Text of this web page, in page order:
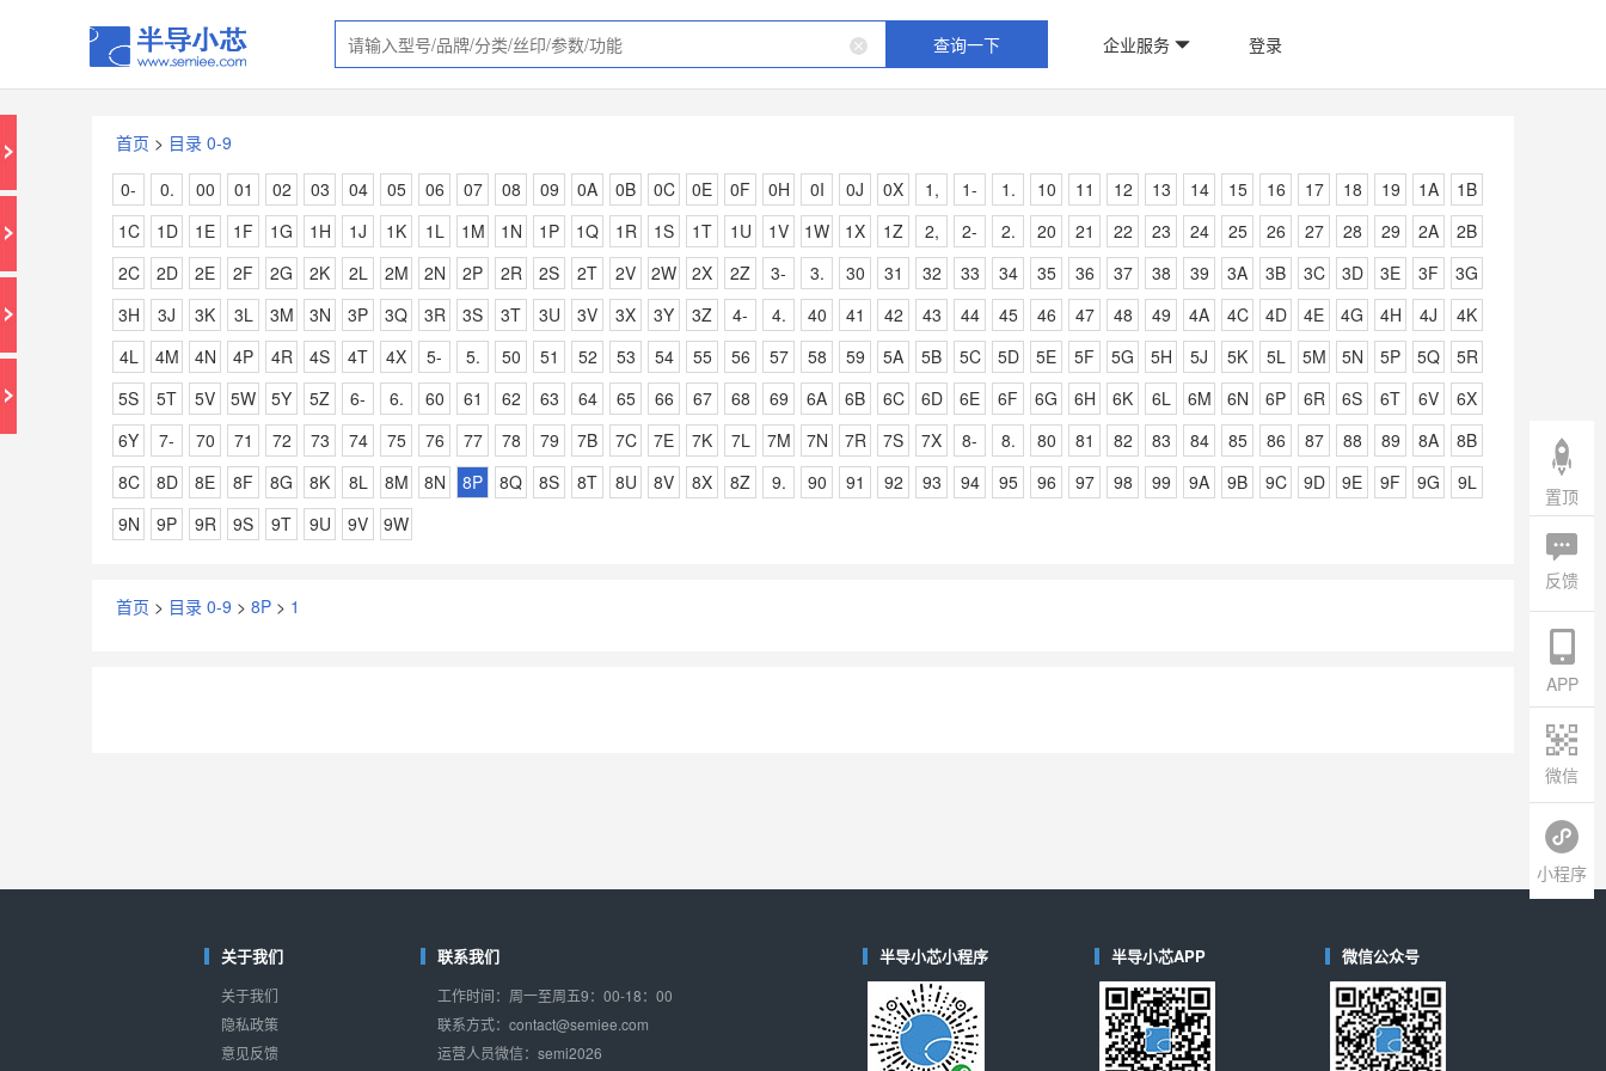
查询一下 企业服务 登录
首页 > 目录 0-9
0-
0. 00 01 02 03 04 05 06 07 08 09 0A 0B 0C 0E 0F 0H 0I 0J 0X 1, 1- 1. 10 11 12 13 14 15 16 17 18 19 1A
1B
1C
1D 1E 1F 1G 1H 1J 1K 1L 1M 1N 1P 1Q 1R 1S 1T 1U 1V 1W 1X 1Z 2, 2- 2. 20 21 22 23 24 25 26 27 28 29 2A
2B
2C
2D 2E 2F 2G 2K 2L 2M 2N 2P 2R 2S 2T 2V 2W 2X 2Z 3- 3. 30 31 32 33 34 35 36 37 38 39 3A 3B 3C 3D 3E 3F
3G
3H
3J 3K 3L 3M 3N 3P 3Q 3R 3S 3T 3U 3V 3X 3Y 3Z 4- 4. 40 41 42 43 44 45 46 47 48 49 4A 4C 4D 4E 4G 4H 4J
4K
4L
4M 4N 4P 4R 4S 4T 4X 5- 5. 50 51 52 53 54 55 56 57 58 59 5A 5B 5C 5D 5E 5F 5G 5H 5J 5K 5L 5M 5N 5P 5Q
5R
5S
5T 5V 5W 5Y 5Z 6- 6. 60 61 62 63 64 65 66 67 68 69 6A 6B 6C 6D 6E 6F 6G 6H 6K 6L 6M 6N 6P 6R 6S 6T 6V
6X
6Y
7- 70 71 72 73 74 75 76 77 78 79 7B 7C 7E 7K 7L 7M 7N 7R 7S 7X 8- 8. 80 81 82 83 84 85 86 87 88 89 8A
8B
8C
8D 8E 8F 8G 8K 8L 8M 8N 8P 8Q 8S 8T 8U 8V 8X 8Z 9. 90 91 92 93 94 95 96 97 98 99 9A 9B 9C 9D 9E 9F 9G
9L
9N
9P 9R 9S 9T 9U 9V 9W
首页 > 目录 0-9 > 8P > 1
关于我们
关于我们
隐私政策
意见反馈
联系我们
工作时间：周一至周五9：00-18：00
联系方式：contact@semiee.com
运营人员微信：semi2026
半导小芯小程序 半导小芯APP 微信公众号
置顶
反馈
APP
微信
小程序